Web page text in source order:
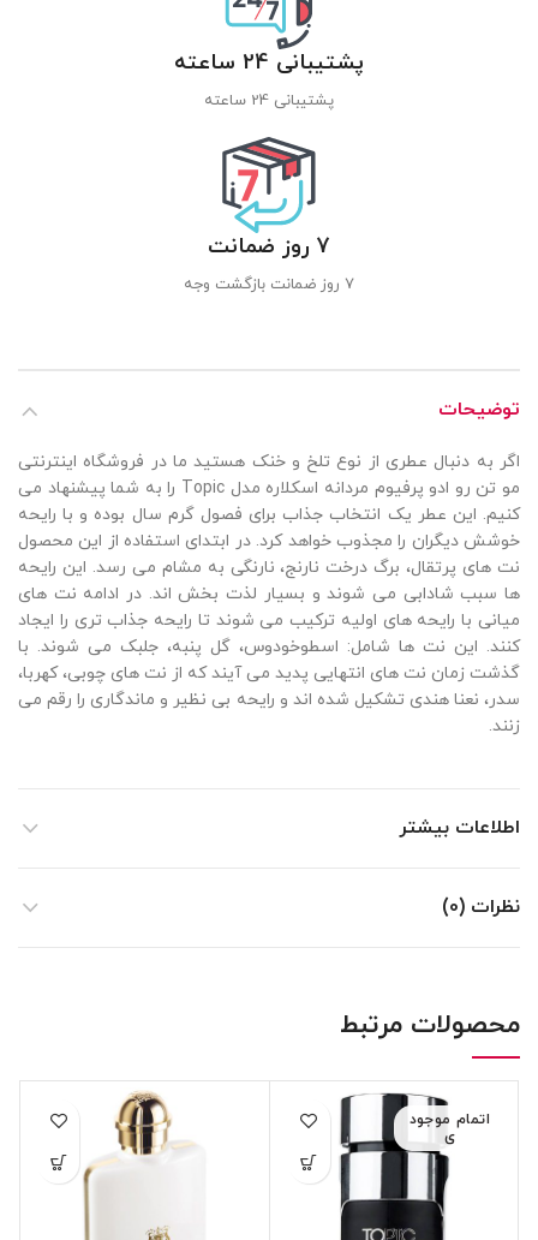
پشتیبانی 24 ساعته
پشتیبانی 24 ساعته
7 روز ضمانت
7 روز ضمانت بازگشت وجه
توضیحات
اگر به دنبال عطری از نوع تلخ و خنک هستید ما در فروشگاه اینترنتی
مو تن رو ادو پرفیوم مردانه اسکلاره مدل Topic را به شما پیشنهاد می
کنیم. این عطر یک انتخاب جذاب برای فصول گرم سال بوده و با رایحه
خوشش دیگران را مجذوب خواهد کرد. در ابتدای استفاده از این محصول
نت های پرتقال، برگ درخت نارنج، نارنگی به مشام می رسد. این رایحه
ها سبب شادابی می شوند و بسیار لذت بخش اند. در ادامه نت های
میانی با رایحه های اولیه ترکیب می شوند تا رایحه جذاب تری را ایجاد
کنند. این نت ها شامل: اسطوخودوس، گل پنبه، جلبک می شوند. با
گذشت زمان نت های انتهایی پدید می آیند که از نت های چوبی، کهربا،
سدر، نعنا هندی تشکیل شده اند و رایحه بی نظیر و ماندگاری را رقم می
زنند.
اطلاعات بیشتر
نظرات (0)
محصولات مرتبط
اتمام موجود
ی